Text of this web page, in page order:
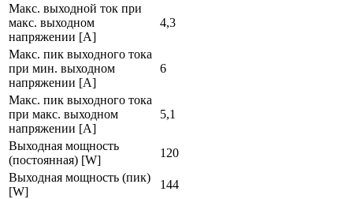
Макс. выходной ток при
макс. выходном
напряжении [A]
4,3
Макс. пик выходного тока
при мин. выходном
напряжении [A]
6
Макс. пик выходного тока
при макс. выходном
напряжении [A]
5,1
Выходная мощность
(постоянная) [W]
120
Выходная мощность (пик)
[W]
144